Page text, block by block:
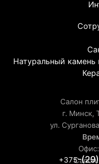
Натуральный камень
Салон
г. Минск,
ул.
+375-